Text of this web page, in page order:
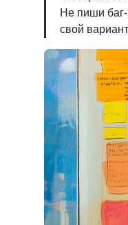
Не пиши
свой